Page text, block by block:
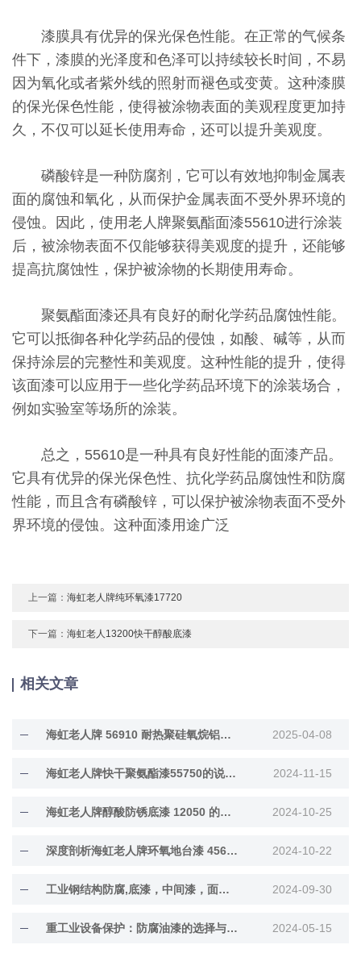
漆膜具有优异的保光保色性能。在正常的气候条
件下，漆膜的光泽度和色泽可以持续较长时间，不易
因为氧化或者紫外线的照射而褪色或变黄。这种漆膜
的保光保色性能，使得被涂物表面的美观程度更加持
久，不仅可以延长使用寿命，还可以提升美观度。
磷酸锌是一种防腐剂，它可以有效地抑制金属表
面的腐蚀和氧化，从而保护金属表面不受外界环境的
侵蚀。因此，使用老人牌聚氨酯面漆55610进行涂装
后，被涂物表面不仅能够获得美观度的提升，还能够
提高抗腐蚀性，保护被涂物的长期使用寿命。
聚氨酯面漆还具有良好的耐化学药品腐蚀性能。
它可以抵御各种化学药品的侵蚀，如酸、碱等，从而
保持涂层的完整性和美观度。这种性能的提升，使得
该面漆可以应用于一些化学药品环境下的涂装场合，
例如实验室等场所的涂装。
总之，55610是一种具有良好性能的面漆产品。
它具有优异的保光保色性、抗化学药品腐蚀性和防腐
性能，而且含有磷酸锌，可以保护被涂物表面不受外
界环境的侵蚀。这种面漆用途广泛
上一篇：海虹老人牌纯环氧漆17720
下一篇：海虹老人13200快干醇酸底漆
相关文章
海虹老人牌 56910 耐热聚硅氧烷铝粉漆深度解··· 2025-04-08
海虹老人牌快干聚氨酯漆55750的说明书内容 2024-11-15
海虹老人牌醇酸防锈底漆 12050 的防护功效大··· 2024-10-25
深度剖析海虹老人牌环氧地台漆 45660 的特点··· 2024-10-22
工业钢结构防腐,底漆，中间漆，面漆膜厚涂多少厚 2024-09-30
重工业设备保护：防腐油漆的选择与评估标准 2024-05-15